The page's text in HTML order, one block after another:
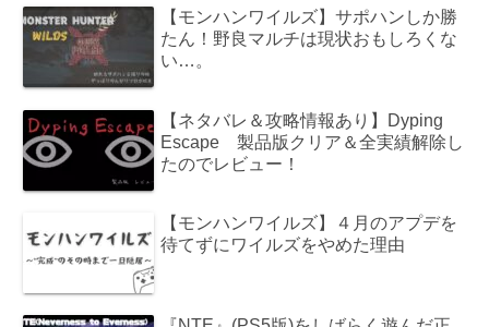
【モンハンワイルズ】サポハンしか勝
たん！野良マルチは現状おもしろくな
い…。
【ネタバレ＆攻略情報あり】Dyping
Escape 製品版クリア＆全実績解除し
たのでレビュー！
【モンハンワイルズ】４月のアプデを
待てずにワイルズをやめた理由